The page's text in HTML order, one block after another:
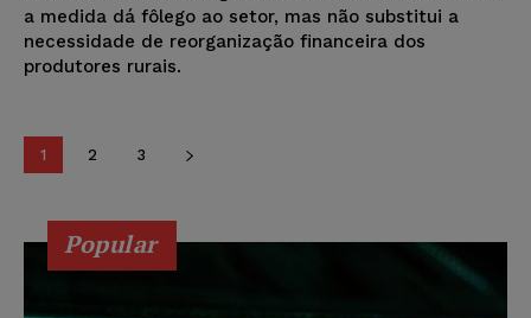
a medida dá fôlego ao setor, mas não substitui a
necessidade de reorganização financeira dos
produtores rurais.
1 2 3
Popular